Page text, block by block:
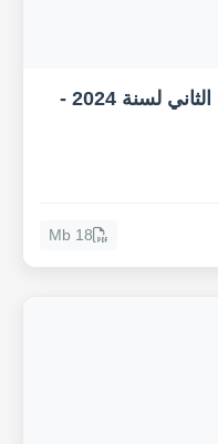
مجلة الألكسو الإعلامية الثلاثي الثاني لسنة 2024 -
18 Mb